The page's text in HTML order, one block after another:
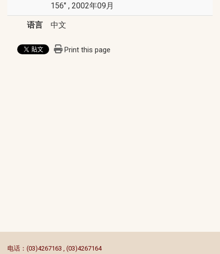
156" , 2002年09月
语言 中文
Print this page
电话：(03)4267163 , (03)4267164